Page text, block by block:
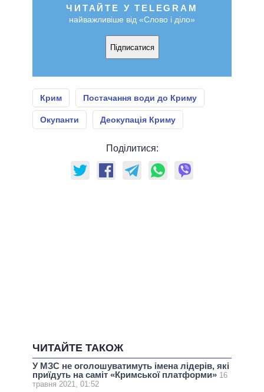
ЧИТАЙТЕ У TELEGRAM
найважливіше від «Слово і діло»
Підписатися
Крим Постачання води до Криму
Окупанти Деокупація Криму
Поділитися:
ЧИТАЙТЕ ТАКОЖ
У МЗС не оголошуватимуть імена лідерів, які
приїдуть на саміт «Кримської платформи» 16
травня 2021, 01:52